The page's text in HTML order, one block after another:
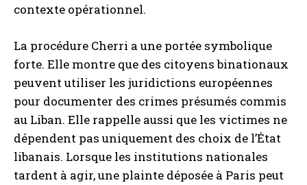
contexte opérationnel.
La procédure Cherri a une portée symbolique
forte. Elle montre que des citoyens binationaux
peuvent utiliser les juridictions européennes
pour documenter des crimes présumés commis
au Liban. Elle rappelle aussi que les victimes ne
dépendent pas uniquement des choix de l’État
libanais. Lorsque les institutions nationales
tardent à agir, une plainte déposée à Paris peut